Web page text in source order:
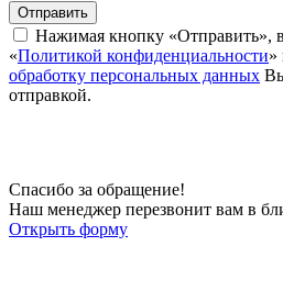
Отправить
Нажимая кнопку «Отправить»,
«Политикой конфиденциальности»
обработку персональных данных
отправкой.
Спасибо за обращение!
Наш менеджер перезвонит вам в
Открыть форму